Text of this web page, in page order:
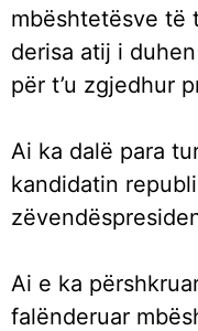
mbështetësve të
derisa atij i
për t’u zgjedhur
Ai ka dalë para
kandidatin
Ai e ka
falënderuar